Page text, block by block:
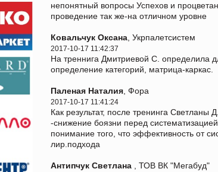
непонятный вопросы Успехов и
проведение так же-на отличном уровне
Ковальчук Оксана , Укрпалетсистем
2017-10-17 11:42:37
На треннига Дмитриевой С. определила
определение категорий, матрица-каркас.
Паленая Наталия , Фора
2017-10-17 11:41:24
Как результат, после тренинга
-снижение боязни перед
понимание того, что эффективность от
лир.подхода
Антипчук Светлана , ТОВ ВК "Мегабуд"